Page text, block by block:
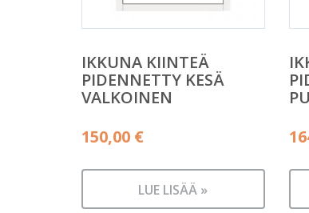
IKKUNA KIINTEÄ
PIDENNETTY KESÄ
VALKOINEN
150,00 €
LUE LISÄÄ »